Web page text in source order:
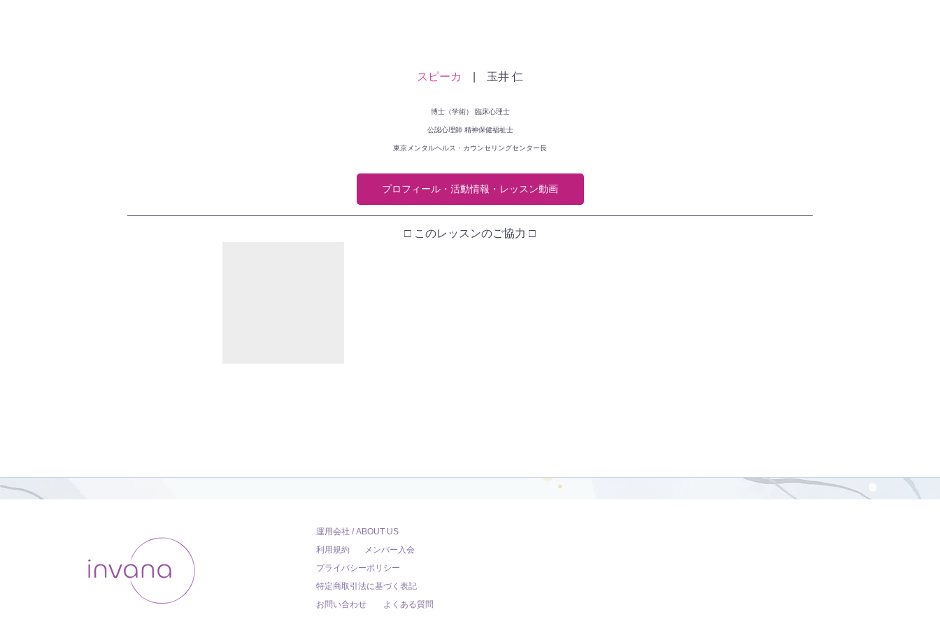
スピーカ |　玉井 仁
博士（学術） 臨床心理士
公認心理師 精神保健福祉士
東京メンタルヘルス・カウンセリングセンター長
プロフィール・活動情報・レッスン動画
□ このレッスンのご協力 □
運用会社 / ABOUT US
利用規約
メンバー入会
プライバシーポリシー
特定商取引法に基づく表記
お問い合わせ
よくある質問